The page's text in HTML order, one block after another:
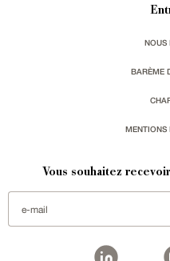
NOUS
BARÈME
MENTIONS
Vous souhaitez